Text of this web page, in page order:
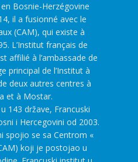
Bosnie-Herzégovine
il a fusionné avec le
(CAM), qui existe à
L’Institut français de
affilié à l’ambassade de
principal de l’Institut à
deux autres centres à
et à Mostar.
143 države, Francuski
i Hercegovini od 2003.
spojio se sa Centrom «
koji je postojao u